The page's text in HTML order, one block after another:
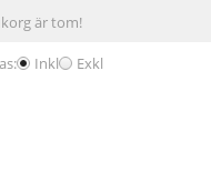
är tom!
Inkl Exkl